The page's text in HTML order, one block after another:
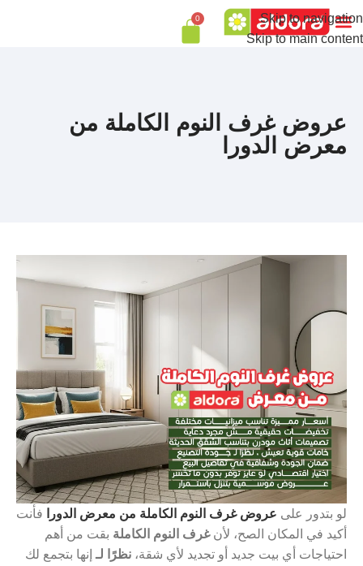
Skip to navigation
Skip to main content
0
عروض غرف النوم الكاملة من
معرض الدورا
لو بتدور على عروض غرف النوم الكاملة من معرض الدورا
فأنت
أكيد في المكان الصح، لأنغرف النوم الكاملة بقت من أهم
احتياجات أي بيت جديد أو تجديد لأي شقة، نظرًا لـ إنها بتجمع لك